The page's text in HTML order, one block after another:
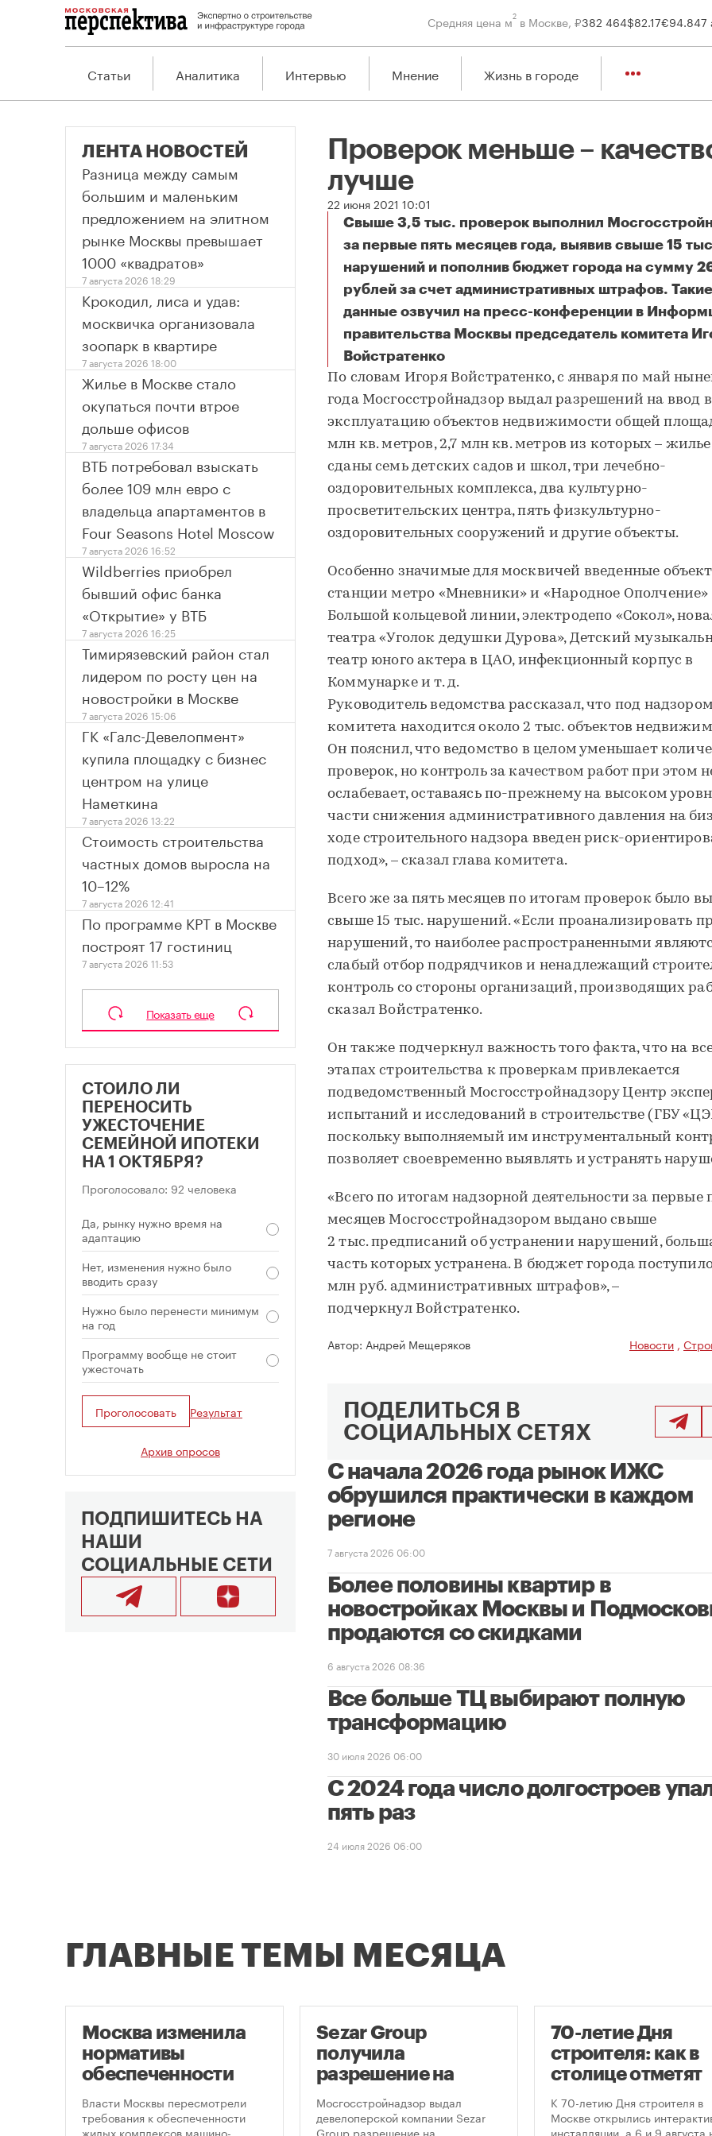
Средняя цена м2в Москве, ₽382 464$82.17€94.847
Статьи Аналитика Интервью Мнение Жизнь в городе
Проверок меньше –
лучше
22 июня 2021 10:01
Свыше 3,5 тыс. проверок выполнил
за первые пять месяцев года, выявив свыше 15
нарушений и пополнив бюджет города на сумму
рублей за счет административных штрафов. Такие
данные озвучил на пресс-конференции в
правительства Москвы председатель комитета
Войстратенко
Проверок меньше – качество лучше
По словам Игоря Войстратенко, с января по май
года Мосгосстройнадзор выдал разрешений на ввод в
эксплуатацию объектов недвижимости общей
млн кв. метров, 2,7 млн кв. метров из которых –
сданы семь детских садов и школ, три лечебно-
оздоровительных комплекса, два культурно-
просветительских центра, пять физкультурно-
оздоровительных сооружений и другие объекты.
Особенно значимые для москвичей введенные
станции метро «Мневники» и «Народное Ополчение»
Большой кольцевой линии, электродепо «Сокол»,
театра «Уголок дедушки Дурова», Детский
театр юного актера в ЦАО, инфекционный корпус в
Коммунарке и т. д.
Руководитель ведомства рассказал, что под
комитета находится около 2 тыс. объектов
Он пояснил, что ведомство в целом уменьшает
проверок, но контроль за качеством работ при этом
ослабевает, оставаясь по-прежнему на высоком
части снижения административного давления на
ходе строительного надзора введен риск-
подход», – сказал глава комитета.
Всего же за пять месяцев по итогам проверок было
свыше 15 тыс. нарушений. «Если проанализировать
нарушений, то наиболее распространенными
слабый отбор подрядчиков и ненадлежащий
контроль со стороны организаций, производящих
сказал Войстратенко.
Он также подчеркнул важность того факта, что на
этапах строительства к проверкам привлекается
подведомственный Мосгосстройнадзору Центр
испытаний и исследований в строительстве (ГБУ
поскольку выполняемый им инструментальный
позволяет своевременно выявлять и устранять
«Всего по итогам надзорной деятельности за первые
месяцев Мосгосстройнадзором выдано свыше
2 тыс. предписаний об устранении нарушений,
часть которых устранена. В бюджет города
млн руб. административных штрафов», –
подчеркнул Войстратенко.
Автор: Андрей Мещеряков Новости ,
ПОДЕЛИТЬСЯ В
СОЦИАЛЬНЫХ СЕТЯХ
С начала 2026 года рынок ИЖС
обрушился практически в каждом
регионе
7 августа 2026 06:00
Более половины квартир в
новостройках Москвы и
продаются со скидками
6 августа 2026 08:36
Все больше ТЦ выбирают полную
трансформацию
30 июля 2026 06:00
С 2024 года число долгостроев
пять раз
24 июля 2026 06:00
ЛЕНТА НОВОСТЕЙ
Разница между самым
большим и маленьким
предложением на элитном
рынке Москвы превышает
1000 «квадратов»
7 августа 2026 18:29
Крокодил, лиса и удав:
москвичка организовала
зоопарк в квартире
7 августа 2026 18:00
Жилье в Москве стало
окупаться почти втрое
дольше офисов
7 августа 2026 17:34
ВТБ потребовал взыскать
более 109 млн евро с
владельца апартаментов в
Four Seasons Hotel Moscow
7 августа 2026 16:52
Wildberries приобрел
бывший офис банка
«Открытие» у ВТБ
7 августа 2026 16:25
Тимирязевский район стал
лидером по росту цен на
новостройки в Москве
7 августа 2026 15:06
ГК «Галс-Девелопмент»
купила площадку с бизнес
центром на улице
Наметкина
7 августа 2026 13:22
Стоимость строительства
частных домов выросла на
10–12%
7 августа 2026 12:41
По программе КРТ в Москве
построят 17 гостиниц
7 августа 2026 11:53
Показать еще
СТОИЛО ЛИ
ПЕРЕНОСИТЬ
УЖЕСТОЧЕНИЕ
СЕМЕЙНОЙ ИПОТЕКИ
НА 1 ОКТЯБРЯ?
Проголосовало: 92 человека
Да, рынку нужно время на
адаптацию
Нет, изменения нужно было
вводить сразу
Нужно было перенести минимум
на год
Программу вообще не стоит
ужесточать
Проголосовать Результат
Архив опросов
ПОДПИШИТЕСЬ НА
НАШИ
СОЦИАЛЬНЫЕ СЕТИ
ГЛАВНЫЕ ТЕМЫ МЕСЯЦА
Москва изменила
нормативы
обеспеченности
новостроек
парковками
Власти Москвы пересмотрели
требования к обеспеченности
жилых комплексов машино-
Sezar Group
получила
разрешение на
строительство
небоскреба в
Мосгосстройнадзор выдал
девелоперской компании Sezar
Group разрешение на
70-летие Дня
строителя: как в
столице отметят
круглую дату
К 70-летию Дня строителя в
Москве открылись
инсталляции, а 6 и 9 августа